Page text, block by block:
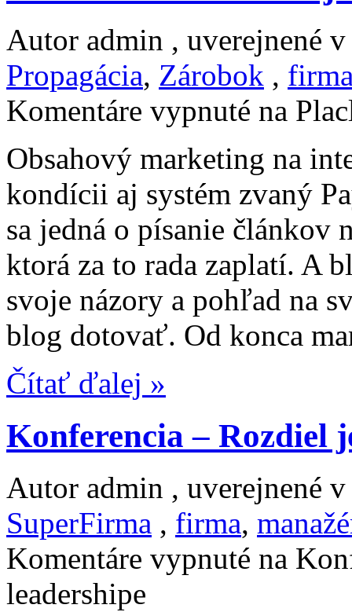
Autor admin , uverejnené
Propagácia, Zárobok ,
Komentáre vypnuté na
Obsahový marketing na
kondícii aj systém zvaný
sa jedná o písanie článkov
ktorá za to rada zaplatí. A
svoje názory a pohľad na
blog dotovať. Od konca
Čítať ďalej »
Konferencia – Rozdiel
Autor admin , uverejnené
SuperFirma , firma,
Komentáre vypnuté na
leadershipe